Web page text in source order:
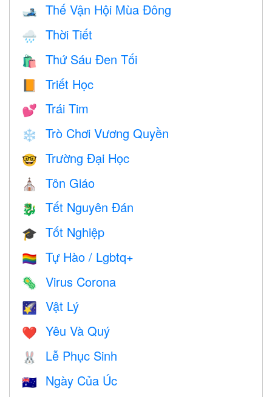
🎿 Thế Vận Hội Mùa Đông
🌧 Thời Tiết
🛍 Thứ Sáu Đen Tối
📙 Triết Học
💕 Trái Tim
❄️ Trò Chơi Vương Quyền
🤓 Trường Đại Học
⛪️ Tôn Giáo
🐉 Tết Nguyên Đán
🎓 Tốt Nghiệp
🏳️‍🌈 Tự Hào / Lgbtq+
🦠 Virus Corona
🌠 Vật Lý
❤️️ Yêu Và Quý
🐰 Lễ Phục Sinh
🇦🇺 Ngày Của Úc